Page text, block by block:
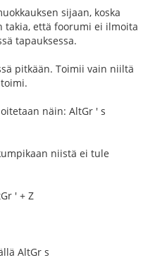
sijaan, koska
takia, että foorumi ei ilmoita
tapauksessa.
pitkään. Toimii vain niiltä
näin: AltGr ' s
niistä ei tule
' + Z
AltGr s